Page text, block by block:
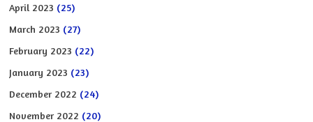
April 2023 (25)
March 2023 (27)
February 2023 (22)
January 2023 (23)
December 2022 (24)
November 2022 (20)